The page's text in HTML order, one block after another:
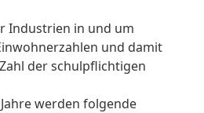
Industrien in und um
und damit
der schulpflichtigen
werden folgende